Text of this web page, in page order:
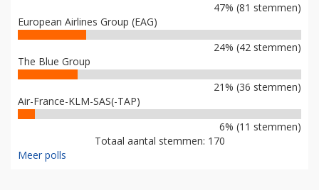
47% (81 stemmen)
European Airlines Group (EAG)
24% (42 stemmen)
The Blue Group
21% (36 stemmen)
Air-France-KLM-SAS(-TAP)
6% (11 stemmen)
Totaal aantal stemmen: 170
Meer polls